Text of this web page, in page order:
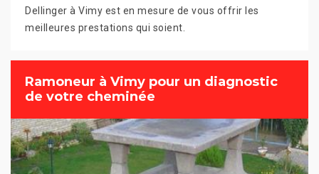
Dellinger à Vimy est en mesure de vous offrir les
meilleures prestations qui soient.
Ramoneur à Vimy pour un diagnostic
de votre cheminée